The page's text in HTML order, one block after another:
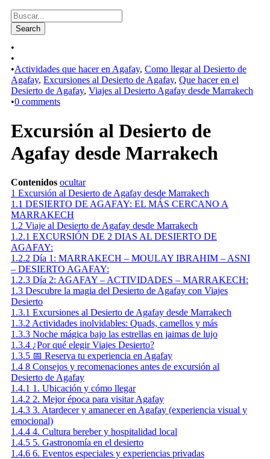
•
•
•Actividades que hacer en Agafay, Como llegar al Desierto de
Agafay, Excursiones al Desierto de Agafay, Que hacer en el
Desierto de Agafay, Viajes al Desierto Agafay desde Marrakech
•0 comments
Excursión al Desierto de
Agafay desde Marrakech
Contenidos ocultar
1 Excursión al Desierto de Agafay desde Marrakech
1.1 DESIERTO DE AGAFAY: EL MÁS CERCANO A
MARRAKECH
1.2 Viaje al Desierto de Agafay desde Marrakech
1.2.1 EXCURSIÓN DE 2 DIAS AL DESIERTO DE
AGAFAY:
1.2.2 Día 1: MARRAKECH – MOULAY IBRAHIM – ASNI
– DESIERTO AGAFAY:
1.2.3 Día 2: AGAFAY – ACTIVIDADES – MARRAKECH:
1.3 Descubre la magia del Desierto de Agafay con Viajes
Desierto
1.3.1 Excursiones al Desierto de Agafay desde Marrakech
1.3.2Actividades inolvidables: Quads, camellos y más
1.3.3 Noche mágica bajo las estrellas en jaimas de lujo
1.3.4 ¿Por qué elegir Viajes Desierto?
1.3.5 📅 Reserva tu experiencia en Agafay
1.4 8 Consejos y recomenaciones antes de excursión al
Desierto de Agafay
1.4.1 1. Ubicación y cómo llegar
1.4.2 2. Mejor época para visitar Agafay
1.4.3 3. Atardecer y amanecer en Agafay (experiencia visual y
emocional)
1.4.4 4. Cultura bereber y hospitalidad local
1.4.5 5. Gastronomía en el desierto
1.4.6 6. Eventos especiales y experiencias privadas